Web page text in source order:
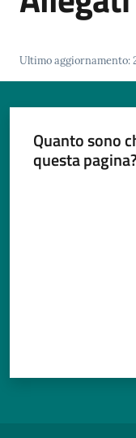
Servizi
Vivere
Bomporto
Menu selezionato
Ultimo aggiornamento:
Quanto sono
questa pagina?